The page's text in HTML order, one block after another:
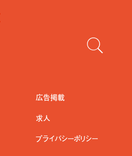
広告掲載
求人
プライバシーポリシー